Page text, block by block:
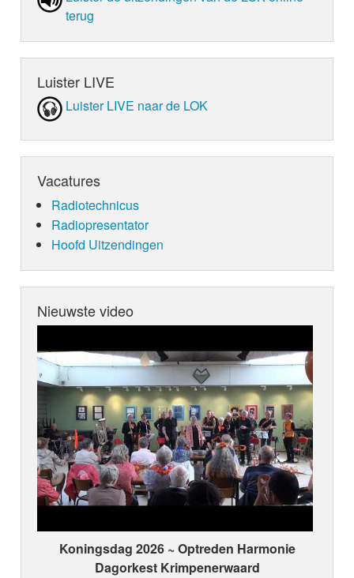
terug
Luister LIVE
Luister LIVE naar de LOK
Vacatures
Radiotechnicus
Radiopresentator
Hoofd Uitzendingen
Nieuwste video
Koningsdag 2026 ~ Optreden Harmonie
Dagorkest Krimpenerwaard